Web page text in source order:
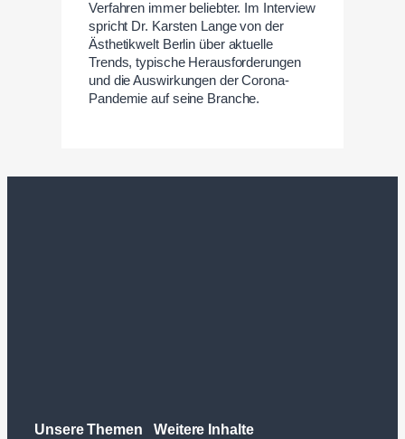
Verfahren immer beliebter. Im Interview
spricht Dr. Karsten Lange von der
Ästhetikwelt Berlin über aktuelle
Trends, typische Herausforderungen
und die Auswirkungen der Corona-
Pandemie auf seine Branche.
Unsere Themen Weitere Inhalte